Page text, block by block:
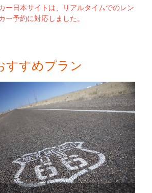
ー日本サイトは、リアルタイムでのレン
ー予約に対応しました。
すすめプラン